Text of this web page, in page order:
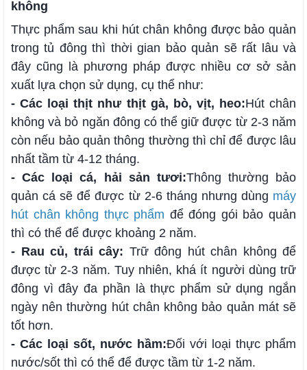
không
Thực phẩm sau khi hút chân không được bảo quản
trong tủ đông thì thời gian bảo quản sẽ rất lâu và
đây cũng là phương pháp được nhiều cơ sở sản
xuất lựa chọn sử dụng, cụ thể như:
- Các loại thịt như thịt gà, bò, vịt, heo:Hút chân
không và bỏ ngăn đông có thể giữ được từ 2-3 năm
còn nếu bảo quản thông thường thì chỉ để được lâu
nhất tầm từ 4-12 tháng.
- Các loại cá, hải sản tươi:Thông thường bảo
quản cá sẽ để được từ 2-6 tháng nhưng dùng máy
hút chân không thực phẩm để đóng gói bảo quản
thì có thể để được khoảng 2 năm.
- Rau củ, trái cây: Trữ đông hút chân không để
được từ 2-3 năm. Tuy nhiên, khá ít người dùng trữ
đông vì đây đa phần là thực phẩm sử dụng ngắn
ngày nên thường hút chân không bảo quản mát sẽ
tốt hơn.
- Các loại sốt, nước hầm:Đối với loại thực phẩm
nước/sốt thì có thể để được tầm từ 1-2 năm.